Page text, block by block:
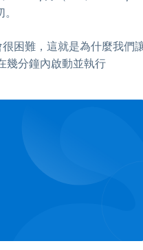
困難，這就是為什麼我們
幾分鐘內啟動並執行